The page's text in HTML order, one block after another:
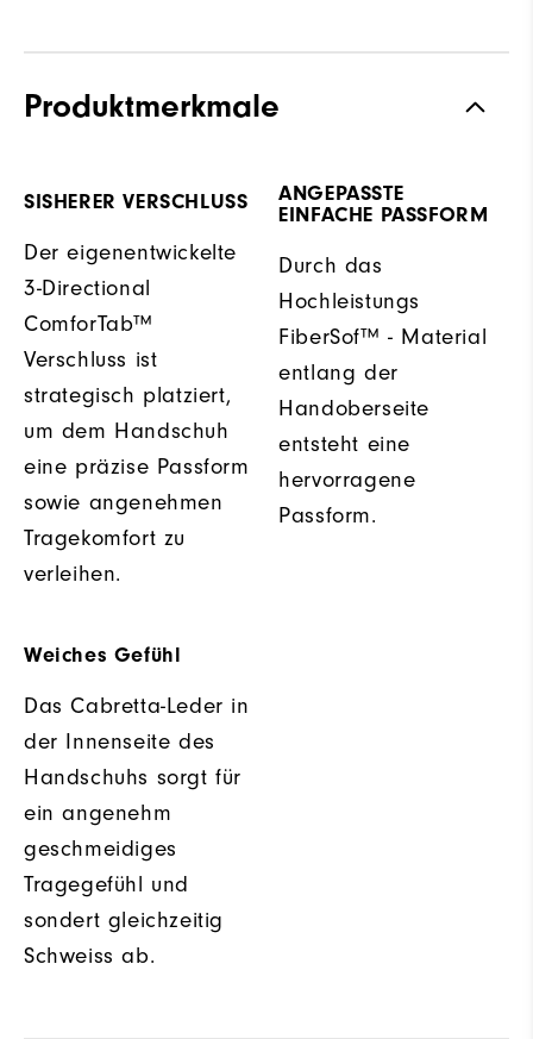
Produktmerkmale
SISHERER VERSCHLUSS
Der eigenentwickelte
3-Directional
ComforTab™
Verschluss ist
strategisch platziert,
um dem Handschuh
eine präzise Passform
sowie angenehmen
Tragekomfort zu
verleihen.
ANGEPASSTE
EINFACHE PASSFORM
Durch das
Hochleistungs
FiberSof™ - Material
entlang der
Handoberseite
entsteht eine
hervorragene
Passform.
Weiches Gefühl
Das Cabretta-Leder in
der Innenseite des
Handschuhs sorgt für
ein angenehm
geschmeidiges
Tragegefühl und
sondert gleichzeitig
Schweiss ab.